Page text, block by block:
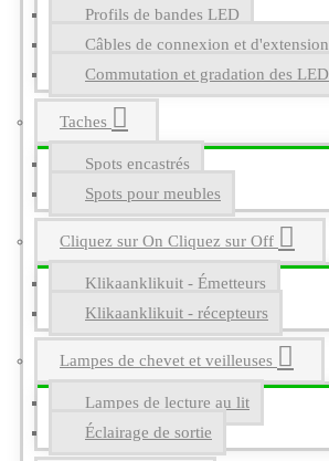
Profils de bandes LED
Câbles de connexion et d'extension
Commutation et gradation des LED
Taches
Spots encastrés
Spots pour meubles
Cliquez sur On Cliquez sur Off
Klikaanklikuit - Émetteurs
Klikaanklikuit - récepteurs
Lampes de chevet et veilleuses
Lampes de lecture au lit
Éclairage de sortie